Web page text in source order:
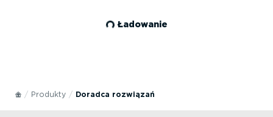
Ładowanie
Produkty Doradca rozwiązań